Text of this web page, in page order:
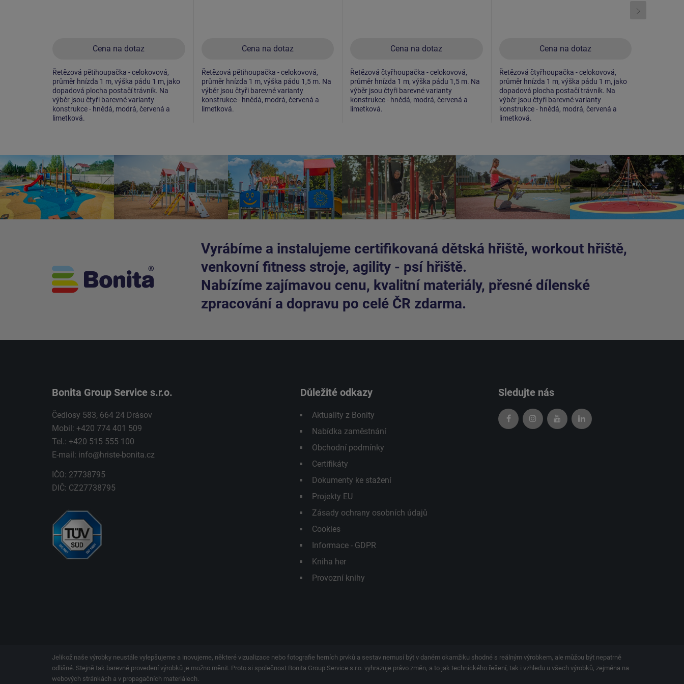
Cena na dotaz
Řetězová pětihoupačka - celokovová,
průměr hnízda 1 m, výška pádu 1 m, jako
dopadová plocha postačí trávník. Na
výběr jsou čtyři barevné varianty
konstrukce - hnědá, modrá, červená a
limetková.
Cena na dotaz
Řetězová pětihoupačka - celokovová,
průměr hnízda 1 m, výška pádu 1,5 m. Na
výběr jsou čtyři barevné varianty
konstrukce - hnědá, modrá, červená a
limetková.
Cena na dotaz
Řetězová čtyřhoupačka - celokovová,
průměr hnízda 1 m, výška pádu 1,5 m. Na
výběr jsou čtyři barevné varianty
konstrukce - hnědá, modrá, červená a
limetková.
Cena na dotaz
Řetězová čtyřhoupačka - celokovová,
průměr hnízda 1 m, výška pádu 1 m, jako
dopadová plocha postačí trávník. Na
výběr jsou čtyři barevné varianty
konstrukce - hnědá, modrá, červená a
limetková.
Vyrábíme a instalujeme certifikovaná dětská hřiště, workout hřiště,
venkovní fitness stroje, agility - psí hřiště.
Nabízíme zajímavou cenu, kvalitní materiály, přesné dílenské
zpracování a dopravu po celé ČR zdarma.
Bonita Group Service s.r.o.
Čedlosy 583, 664 24 Drásov
Mobil: +420 774 401 509
Tel.: +420 515 555 100
E-mail: info@hriste-bonita.cz
IČO: 27738795
DIČ: CZ27738795
Důležité odkazy
Aktuality z Bonity
Nabídka zaměstnání
Obchodní podmínky
Certifikáty
Dokumenty ke stažení
Projekty EU
Zásady ochrany osobních údajů
Cookies
Informace - GDPR
Kniha her
Provozní knihy
Sledujte nás
Jelikož naše výrobky neustále vylepšujeme a inovujeme, některé vizualizace nebo fotografie herních prvků a sestav nemusí být v daném okamžiku shodné s reálným výrobkem, ale můžou být nepatrně
odlišné. Stejně tak barevné provedení výrobků je možno měnit. Proto si společnost Bonita Group Service s.r.o. vyhrazuje právo změn, a to jak technického řešení, tak i vzhledu u všech výrobků, zejména na
webových stránkách a v propagačních materiálech.